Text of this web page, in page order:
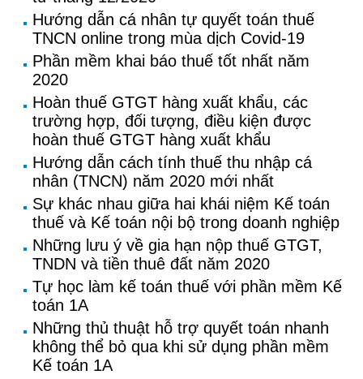
Hướng dẫn cá nhân tự quyết toán thuế
TNCN online trong mùa dịch Covid-19
Phần mềm khai báo thuế tốt nhất năm
2020
Hoàn thuế GTGT hàng xuất khẩu, các
trường hợp, đối tượng, điều kiện được
hoàn thuế GTGT hàng xuất khẩu
Hướng dẫn cách tính thuế thu nhập cá
nhân (TNCN) năm 2020 mới nhất
Sự khác nhau giữa hai khái niệm Kế toán
thuế và Kế toán nội bộ trong doanh nghiệp
Những lưu ý về gia hạn nộp thuế GTGT,
TNDN và tiền thuê đất năm 2020
Tự học làm kế toán thuế với phần mềm Kế
toán 1A
Những thủ thuật hỗ trợ quyết toán nhanh
không thể bỏ qua khi sử dụng phần mềm
Kế toán 1A